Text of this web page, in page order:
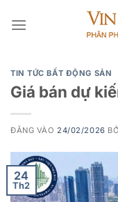
qua
TIN TỨC BẤT ĐỘNG SẢN
Giá bán dự
ĐĂNG VÀO 24/02/2026
24
Th2